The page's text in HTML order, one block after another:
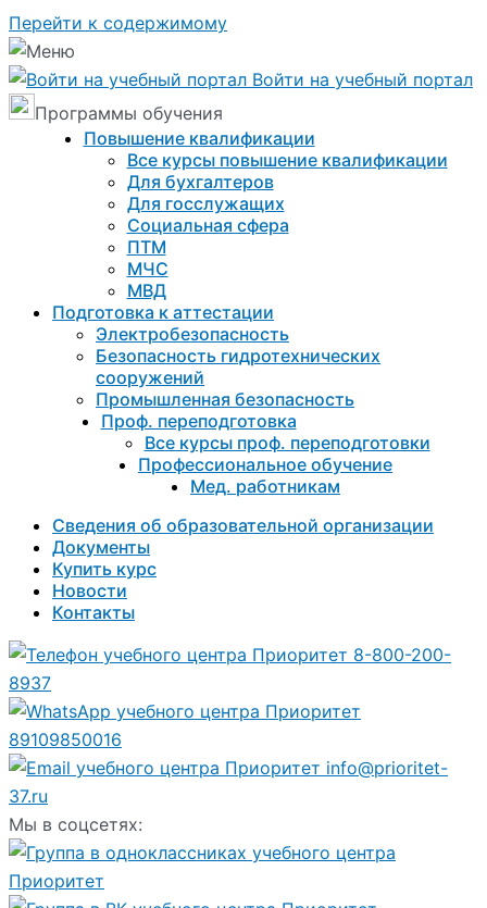
Перейти к содержимому
Войти на учебный портал
Программы обучения
Повышение квалификации
Все курсы повышение квалификации
Для бухгалтеров
Для госслужащих
Социальная сфера
ПТМ
МЧС
МВД
Подготовка к aттестации
Электробезопасность
Безопасность гидротехнических
сооружений
Промышленная безопасность
Проф. переподготовка
Все курсы проф. переподготовки
Профессиональное обучение
Мед. работникам
Сведения об образовательной организации
Документы
Купить курс
Новости
Контакты
8-800-200-
8937
89109850016
info@prioritet-
37.ru
Мы в соцсетях: